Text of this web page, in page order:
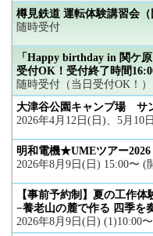
樽見鉄道 運転体験講習会（
随時受付
「Happy birthday in 関ケ
受付OK！受付終了時間
随時受付（当日受付OK！）
大津谷公園キャンプ場 サ
2026年4月12日(日)、5月10
明和電機★UMEツアー2026
2026年8月9日(日) 15:00〜 (
【事前予約制】夏の工作体
−養老山の麓で作る 四季を
2026年8月9日(日) (1)10:00